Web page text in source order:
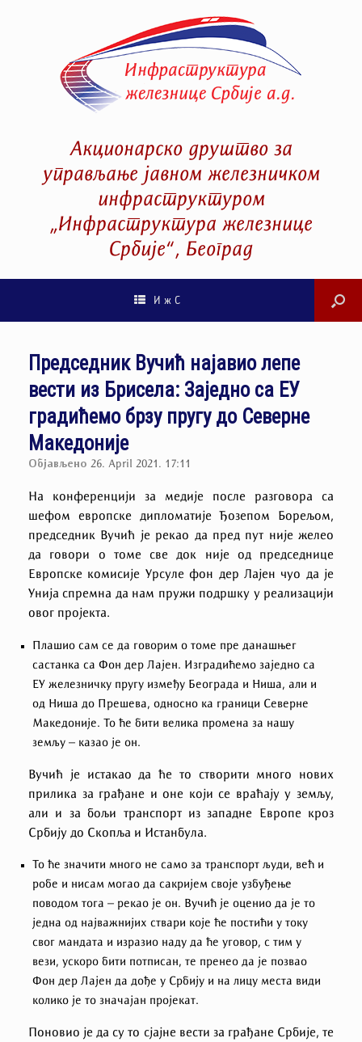
Акционарско друштво за
управљање јавном железничком
инфраструктуром
„Инфраструктура железнице
Србије“, Београд
И ж С
Председник Вучић најавио лепе
вести из Брисела: Заједно са ЕУ
градићемо брзу пругу до Северне
Македоније
Објављено 26. April 2021. 17:11
На конференцији за медије после разговора са
шефом европске дипломатије Ђозепом Борељом,
председник Вучић је рекао да пред пут није желео
да говори о томе све док није од председнице
Европске комисије Урсуле фон дер Лајен чуо да је
Унија спремна да нам пружи подршку у реализацији
овог пројекта.
Плашио сам се да говорим о томе пре данашњег
састанка са Фон дер Лајен. Изградићемо заједно са
ЕУ железничку пругу између Београда и Ниша, али и
од Ниша до Прешева, односно ка граници Северне
Македоније. То ће бити велика промена за нашу
земљу – казао је он.
Вучић је истакао да ће то створити много нових
прилика за грађане и оне који се враћају у земљу,
али и за бољи транспорт из западне Европе кроз
Србију до Скопља и Истанбула.
То ће значити много не само за транспорт људи, већ и
робе и нисам могао да сакријем своје узбуђење
поводом тога – рекао је он. Вучић је оценио да је то
једна од најважнијих ствари које ће постићи у току
свог мандата и изразио наду да ће уговор, с тим у
вези, ускоро бити потписан, те пренео да је позвао
Фон дер Лајен да дође у Србију и на лицу места види
колико је то значајан пројекат.
Поновио је да су то сјајне вести за грађане Србије, те